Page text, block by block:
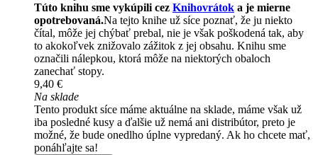
Túto knihu sme vykúpili cez Knihovrátok a je mierne
opotrebovaná.Na tejto knihe už síce poznať, že ju niekto
čítal, môže jej chýbať prebal, nie je však poškodená tak, aby
to akokoľvek znižovalo zážitok z jej obsahu. Knihu sme
označili nálepkou, ktorá môže na niektorých obaloch
zanechať stopy.
9,40 €
Na sklade
Tento produkt síce máme aktuálne na sklade, máme však už
iba posledné kusy a ďalšie už nemá ani distribútor, preto je
možné, že bude onedlho úplne vypredaný. Ak ho chcete mať,
ponáhľajte sa!